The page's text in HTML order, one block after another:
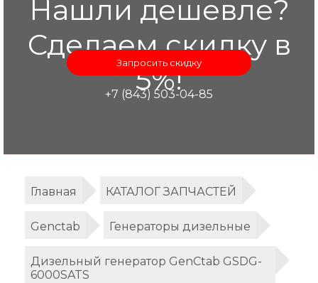
Нашли дешевле?
Сделаем скидку в
5%!
Запросить скидку
+7 (843) 503-04-85
Главная КАТАЛОГ ЗАПЧАСТЕЙ
Genctab Генераторы дизельные
Дизельный генератор GenCtab GSDG-
6000SATS